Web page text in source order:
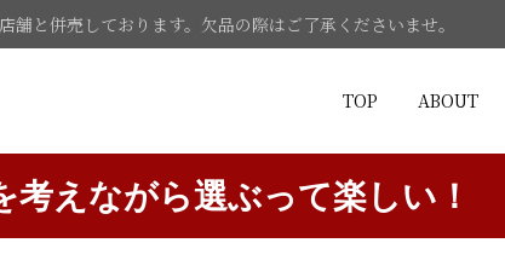
舗と併売しております。欠品の際はご了承くださいませ。
TOP ABOUT
考えながら選ぶって楽しい！